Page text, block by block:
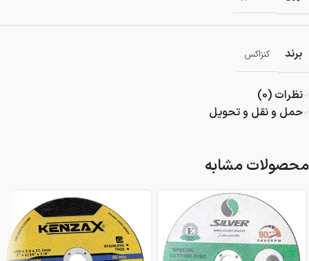
برند کنزاکس
نظرات (0)
حمل و نقل و تحویل
محصولات مشابه